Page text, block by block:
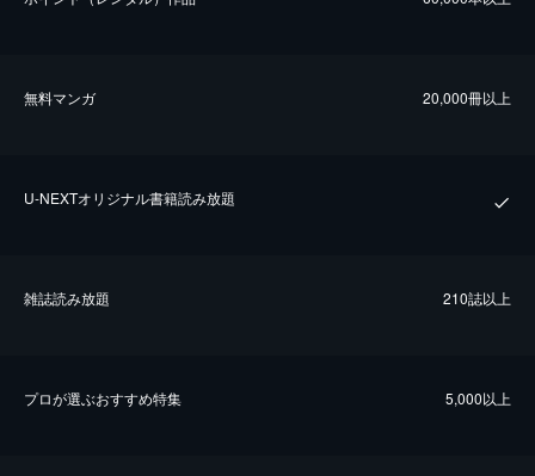
無料マンガ 20,000冊以上
U-NEXTオリジナル書籍読み放題
雑誌読み放題 210誌以上
プロが選ぶおすすめ特集 5,000以上